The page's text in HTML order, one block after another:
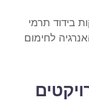
בידוד תרמי
לחימום